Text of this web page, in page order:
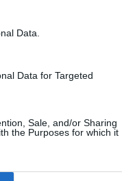
Data.
Data for Targeted
Sale, and/or Sharing
the Purposes for which it
la rapidité
0 réactions